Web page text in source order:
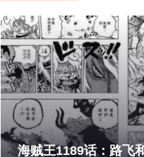
海贼王1189话：路飞